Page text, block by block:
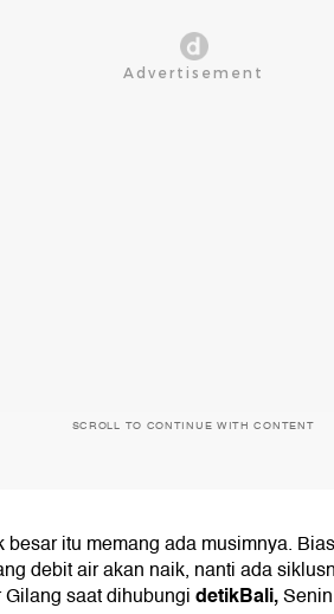
SCROLL TO CONTINUE WITH CONTENT
besar itu memang ada musimnya.
debit air akan naik, nanti ada
saat dihubungidetikBali,